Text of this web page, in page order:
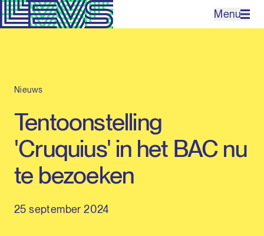
Menu
Expertises
Contact
EN
Nieuws
Tentoonstelling
'Cruquius' in het BAC nu
te bezoeken
25 september 2024